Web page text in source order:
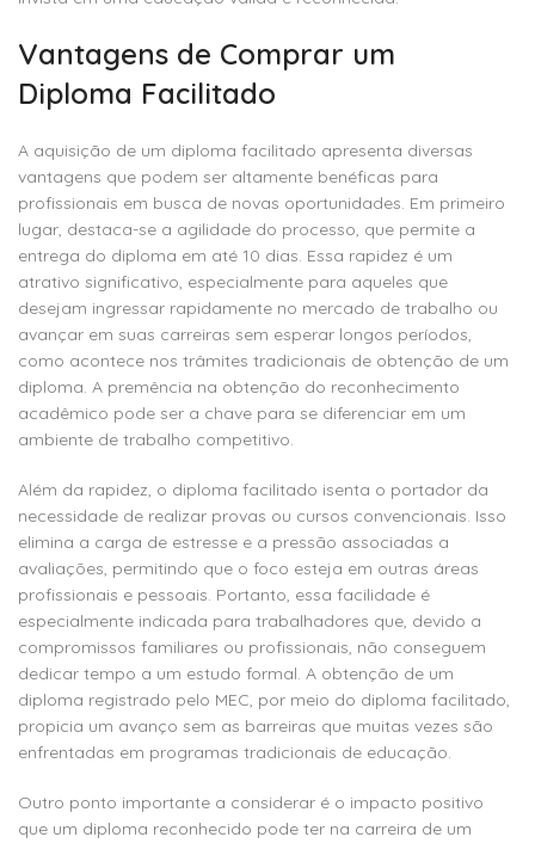
Vantagens de Comprar um
Diploma Facilitado
A aquisição de um diploma facilitado apresenta diversas
vantagens que podem ser altamente benéficas para
profissionais em busca de novas oportunidades. Em primeiro
lugar, destaca-se a agilidade do processo, que permite a
entrega do diploma em até 10 dias. Essa rapidez é um
atrativo significativo, especialmente para aqueles que
desejam ingressar rapidamente no mercado de trabalho ou
avançar em suas carreiras sem esperar longos períodos,
como acontece nos trâmites tradicionais de obtenção de um
diploma. A premência na obtenção do reconhecimento
acadêmico pode ser a chave para se diferenciar em um
ambiente de trabalho competitivo.
Além da rapidez, o diploma facilitado isenta o portador da
necessidade de realizar provas ou cursos convencionais. Isso
elimina a carga de estresse e a pressão associadas a
avaliações, permitindo que o foco esteja em outras áreas
profissionais e pessoais. Portanto, essa facilidade é
especialmente indicada para trabalhadores que, devido a
compromissos familiares ou profissionais, não conseguem
dedicar tempo a um estudo formal. A obtenção de um
diploma registrado pelo MEC, por meio do diploma facilitado,
propicia um avanço sem as barreiras que muitas vezes são
enfrentadas em programas tradicionais de educação.
Outro ponto importante a considerar é o impacto positivo
que um diploma reconhecido pode ter na carreira de um